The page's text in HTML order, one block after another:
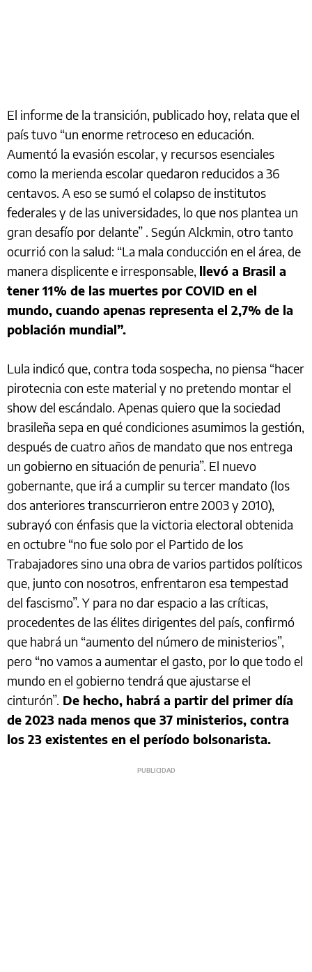
El informe de la transición, publicado hoy, relata que el
país tuvo “un enorme retroceso en educación.
Aumentó la evasión escolar, y recursos esenciales
como la merienda escolar quedaron reducidos a 36
centavos. A eso se sumó el colapso de institutos
federales y de las universidades, lo que nos plantea un
gran desafío por delante” . Según Alckmin, otro tanto
ocurrió con la salud: “La mala conducción en el área, de
manera displicente e irresponsable, llevó a Brasil a
tener 11% de las muertes por COVID en el
mundo, cuando apenas representa el 2,7% de la
población mundial”.
Lula indicó que, contra toda sospecha, no piensa “hacer
pirotecnia con este material y no pretendo montar el
show del escándalo. Apenas quiero que la sociedad
brasileña sepa en qué condiciones asumimos la gestión,
después de cuatro años de mandato que nos entrega
un gobierno en situación de penuria”. El nuevo
gobernante, que irá a cumplir su tercer mandato (los
dos anteriores transcurrieron entre 2003 y 2010),
subrayó con énfasis que la victoria electoral obtenida
en octubre “no fue solo por el Partido de los
Trabajadores sino una obra de varios partidos políticos
que, junto con nosotros, enfrentaron esa tempestad
del fascismo”. Y para no dar espacio a las críticas,
procedentes de las élites dirigentes del país, confirmó
que habrá un “aumento del número de ministerios”,
pero “no vamos a aumentar el gasto, por lo que todo el
mundo en el gobierno tendrá que ajustarse el
cinturón”. De hecho, habrá a partir del primer día
de 2023 nada menos que 37 ministerios, contra
los 23 existentes en el período bolsonarista.